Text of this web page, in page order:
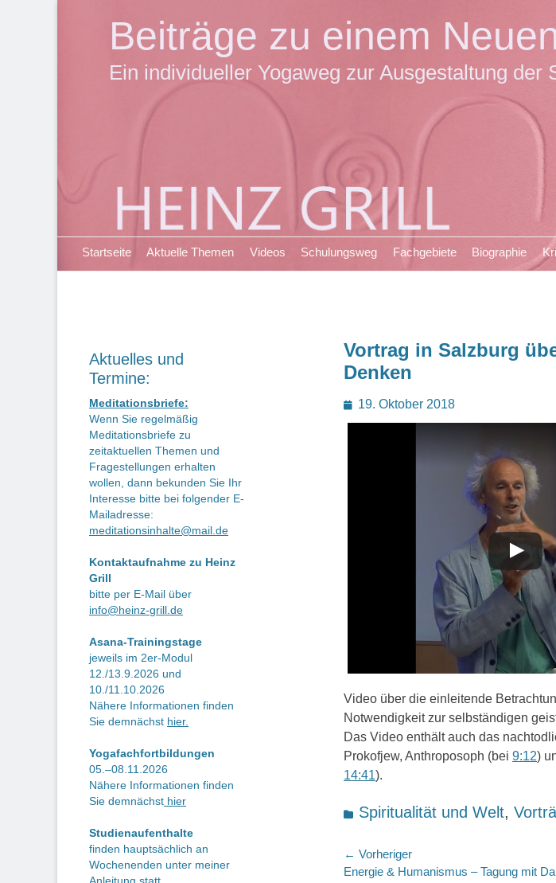
Beiträge zu einem
Ein individueller Yogaweg zur Ausgestaltung der
Primäres Menü
ZumStartseite Aktuelle Themen Videos Schulungsweg Fachgebiete Biographie
Vortrag in Salzburg
Denken
Posted
on
19. Oktober 2018
Video über die einleitende
Notwendigkeit zur selbständigen
Das Video enthält auch das
Prokofjew, Anthroposoph (bei 9:12)
14:41).
Kategorien
Spiritualität und Welt,
Beitragsnavigation
← Vorheriger
Vorheriger
Energie & Humanismus – Tagung mit
Aktuelles und
Termine:
Meditationsbriefe:
Wenn Sie regelmäßig
Meditationsbriefe zu
zeitaktuellen Themen und
Fragestellungen erhalten
wollen, dann bekunden Sie Ihr
Interesse bitte bei folgender E-
Mailadresse:
meditationsinhalte@mail.de
Kontaktaufnahme zu Heinz
Grill
bitte per E-Mail über
info@heinz-grill.de
Asana-Trainingstage
jeweils im 2er-Modul
12./13.9.2026 und
10./11.10.2026
Nähere Informationen finden
Sie demnächst hier.
Yogafachfortbildungen
05.–08.11.2026
Nähere Informationen finden
Sie demnächst hier
Studienaufenthalte
finden hauptsächlich an
Wochenenden unter meiner